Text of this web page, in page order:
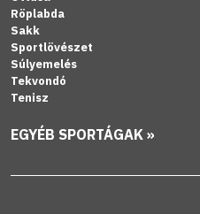
Röplabda
Sakk
Sportlövészet
Súlyemelés
Tekvondó
Tenisz
EGYÉB SPORTÁGAK »